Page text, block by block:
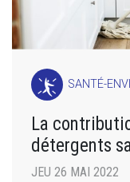
SANTÉ-
La
détergents
JEU 26 MAI 2022